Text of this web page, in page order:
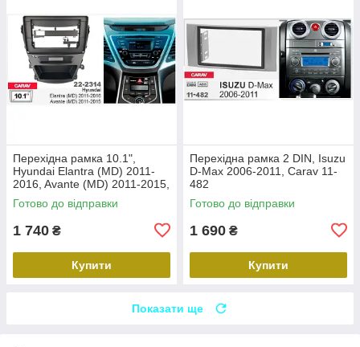
Перехідна рамка 10.1",
Hyundai Elantra (MD) 2011-
2016, Avante (MD) 2011-2015,
Carav 22-2314
Готово до відправки
1 740 ₴
Купити
Перехідна рамка 2 DIN, Isuzu
D-Max 2006-2011, Carav 11-
482
Готово до відправки
1 690 ₴
Купити
Показати ще